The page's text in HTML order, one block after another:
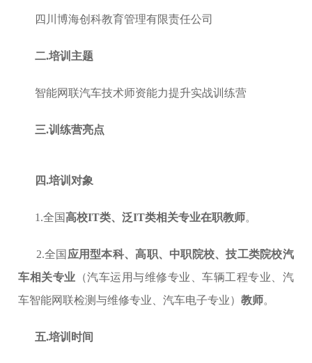
四川博海创科教育管理有限责任公司
二.培训主题
智能网联汽车技术师资能力提升实战训练营
三.训练营亮点
四.培训对象
1.全国高校IT类、泛IT类相关专业在职教师。
2.全国 应用型本科、高职、中职院校、技工类院校汽
车相关专业 （汽车运用与维修专业、车辆工程专业、汽
车智能网联检测与维修专业、汽车电子专业）教师。
五.培训时间